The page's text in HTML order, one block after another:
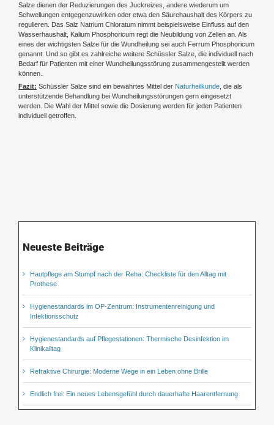
Salze dienen der Reduzierungen des Juckreizes, andere wiederum um
Schwellungen entgegenzuwirken oder etwa den Säurehaushalt des Körpers zu
regulieren. Das Salz Natrium Chloratum nimmt beispielsweise Einfluss auf den
Wasserhaushalt, Kalium Phosphoricum regt die Neubildung von Zellen an. Als
eines der wichtigsten Salze für die Wundheilung sei auch Ferrum Phosphoricum
genannt. Und so gibt es zahlreiche weitere Schüssler Salze, die individuell nach
Bedarf für Patienten mit einer Wundheilungsstörung zusammengestellt werden
können.
Fazit: Schüssler Salze sind ein bewährtes Mittel der Naturheilkunde , die als
unterstützende Behandlung bei Wundheilungsstörungen gern eingesetzt
werden. Die Wahl der Mittel sowie die Dosierung werden für jeden Patienten
individuell getroffen.
Neueste Beiträge
Hautpflege am Stumpf nach der Reha: Checkliste für den Alltag mit
Prothese
Hygienestandards im OP-Zentrum: Instrumentenreinigung und
Infektionsschutz
Hygienestandards auf Pflegestationen: Thermische Desinfektion im
Klinikalltag
Refraktive Chirurgie: Moderne Wege in ein Leben ohne Brille
Endlich frei: Ein neues Lebensgefühl durch dauerhafte Haarentfernung